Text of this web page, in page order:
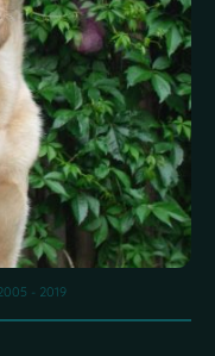
- 2019